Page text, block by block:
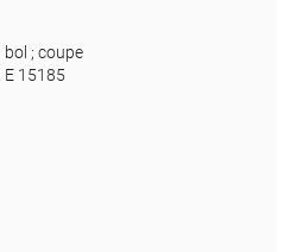
bol ; coupe
E 15185